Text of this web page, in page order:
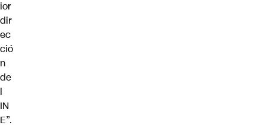
ior
dir
ec
ció
n
de
l
IN
E”.